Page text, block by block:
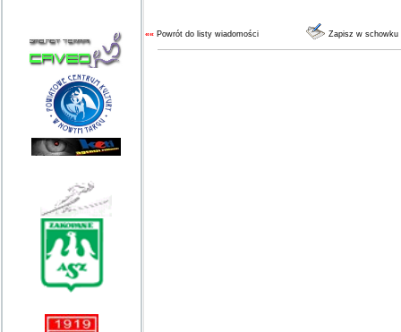
«« Powrót do listy wiadomości Zapisz w schowku